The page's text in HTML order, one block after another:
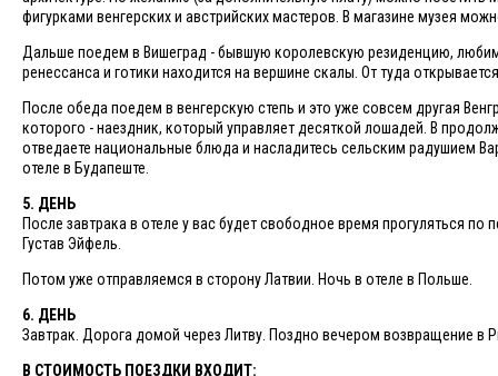
фигурками венгерских и австрийских мастеров. В магазине музея
Дальше поедем в Вишеград - бывшую королевскую резиденцию,
ренессанса и готики находится на вершине скалы. От туда
После обеда поедем в венгерскую степь и это уже совсем другая
которого - наездник, который управляет десяткой лошадей. В
отведаете национальные блюда и насладитесь сельским радушием
отеле в Будапеште.
5. ДЕНЬ
После завтрака в отеле у вас будет свободное время прогуляться
Густав Эйфель.
Потом уже отправляемся в сторону Латвии. Ночь в отеле в Польше.
6. ДЕНЬ​
Завтрак. Дорога домой через Литву. Поздно вечером возвращение в
В СТОИМОСТЬ ПОЕЗДКИ ВХОДИТ: